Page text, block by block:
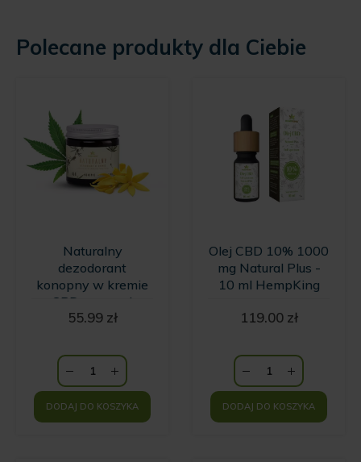
Polecane produkty dla Ciebie
Naturalny
dezodorant
konopny w kremie
z CBD o zapachu
wanilii i kwiatów
HempKing
55.99 zł
DODAJ DO KOSZYKA
Olej CBD 10% 1000
mg Natural Plus -
10 ml HempKing
119.00 zł
DODAJ DO KOSZYKA